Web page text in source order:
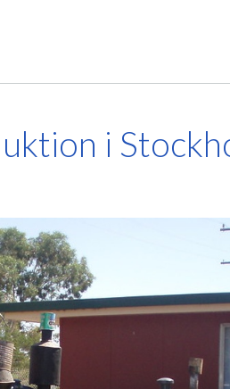
i